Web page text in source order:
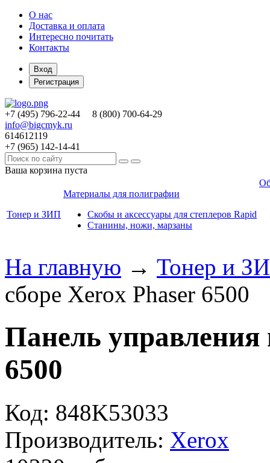
О нас
Доставка и оплата
Интересно почитать
Контакты
Вход
Регистрация
+7 (495) 796-22-44 8 (800) 700-64-29
info@bigcmyk.ru
614612119
+7 (965) 142-14-41
Ваша корзина пуста
Тонер и ЗИП
Материалы для полиграфии
Скобы и аксессуары для степлеров Rapid
Станины, ножи, марзаны
На главную → Тонер и
сборе Xerox Phaser 6500
Панель управления
6500
Код: 848K53033
Производитель: Xerox